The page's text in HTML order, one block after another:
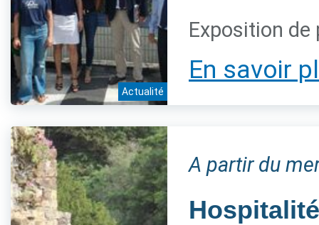
Actualité
Exposition de
En savoir
A partir du